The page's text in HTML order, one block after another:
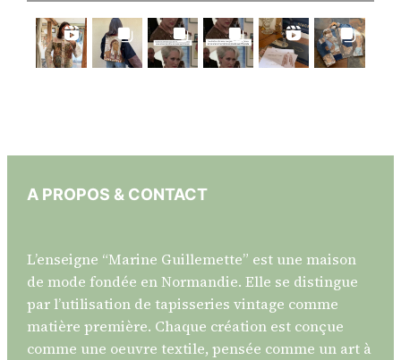
A PROPOS & CONTACT
L’enseigne “Marine Guillemette” est une maison
de mode fondée en Normandie. Elle se distingue
par l’utilisation de tapisseries vintage comme
matière première. Chaque création est conçue
comme une oeuvre textile, pensée comme un art à